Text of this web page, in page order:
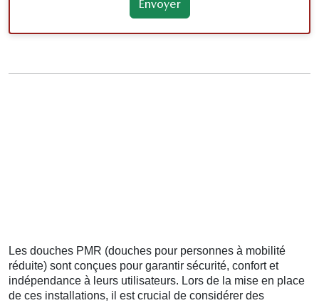
Les douches PMR (douches pour personnes à mobilité
réduite) sont conçues pour garantir sécurité, confort et
indépendance à leurs utilisateurs. Lors de la mise en place
de ces installations, il est crucial de considérer des